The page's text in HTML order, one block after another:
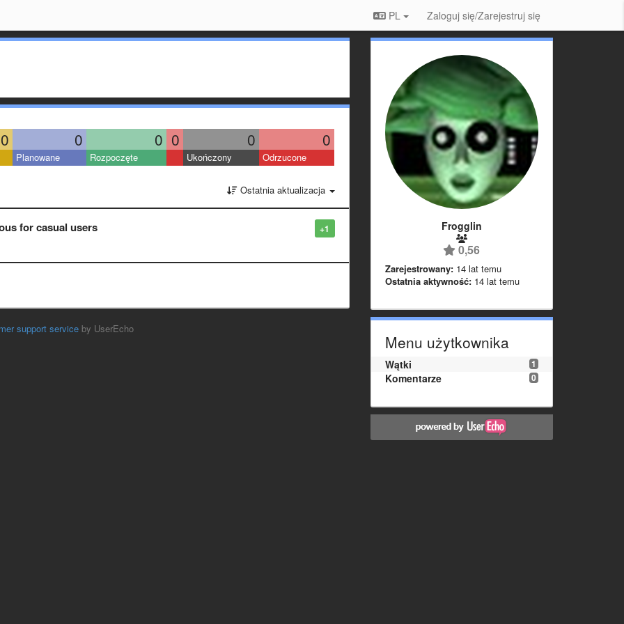
PL Zaloguj się/Zarejestruj się
0 0 0 0 0 0
Planowane Rozpoczęte Ukończony Odrzucone
Ostatnia aktualizacja
+1
for casual users
support serviceby UserEcho
Frogglin
0,56
Zarejestrowany: 14 lat temu
Ostatnia aktywność: 14 lat temu
Menu użytkownika
1
Wątki
0
Komentarze